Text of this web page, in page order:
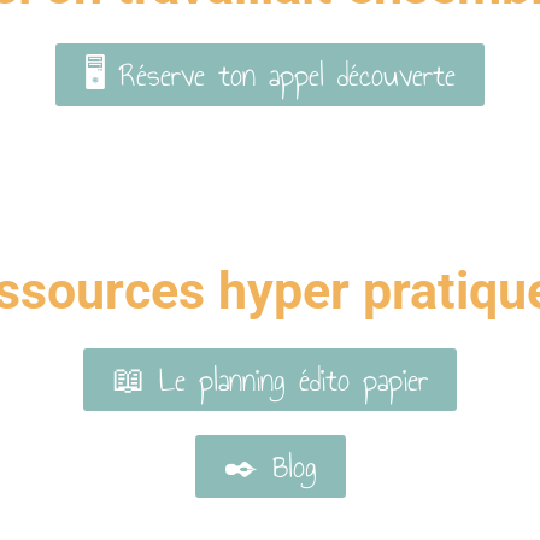
🖥 Réserve ton appel découverte
hyper
📖 Le planning édito papier
✒️ Blog